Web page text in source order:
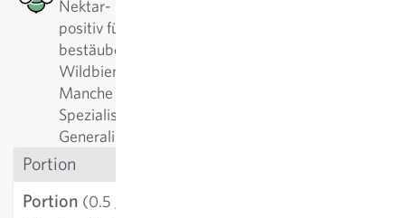
Nektar- bzw. Pollenangebot, welches besonders
positiv für Bienen, Wildbienen oder andere
bestäubende Insekten ist. Es gibt alleine bei
Wildbienen über 500 verschiedene Arten.
Manche Pflanzen werden am liebsten von
Spezialisten angeflogen, manche am liebsten von
Generalisten.
Portion
Portion (0.5 g)